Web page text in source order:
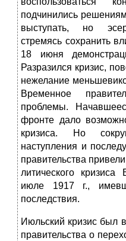
подчинились
выступать, но
стремясь сохранить
18 июня
Разразился кризис,
нежелание
Временное
проблемы.
фронте дало
кризиса. Но
наступления и
правительства
литического кризиса
июле 1917 г.,
последствия.
Июльский кризис был
пра­вительства о